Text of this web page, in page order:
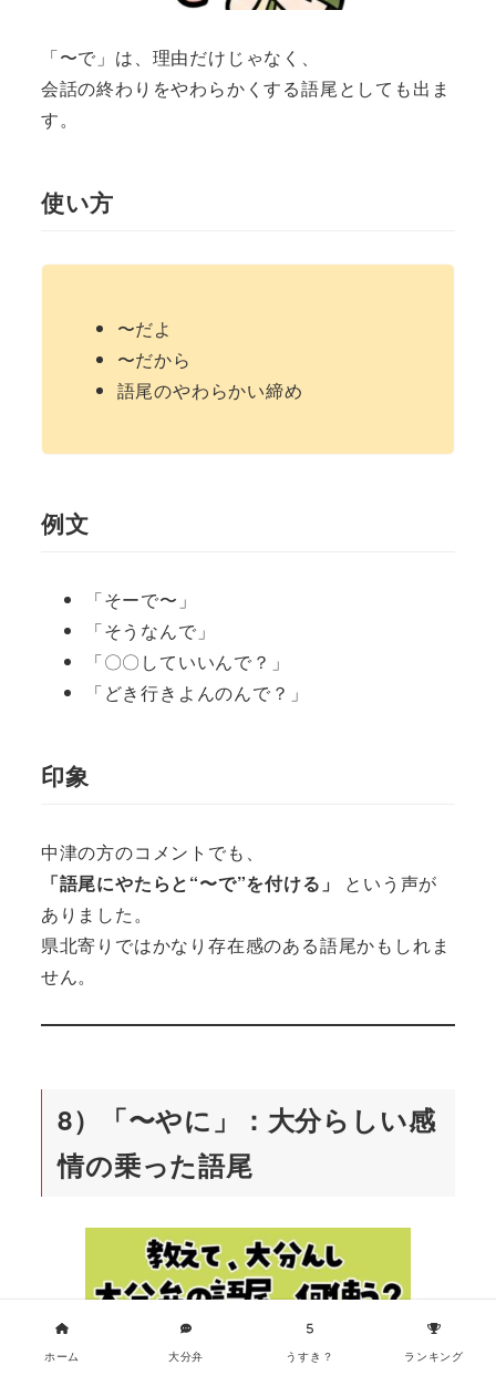
「〜で」は、理由だけじゃなく、
会話の終わりをやわらかくする語尾としても出ま
す。
使い方
〜だよ
〜だから
語尾のやわらかい締め
例文
「そーで〜」
「そうなんで」
「〇〇していいんで？」
「どき行きよんのんで？」
印象
中津の方のコメントでも、
「語尾にやたらと“〜で”を付ける」
という声が
ありました。
県北寄りではかなり存在感のある語尾かもしれま
せん。
8）「〜やに」：大分らしい感
情の乗った語尾
ホーム 大分弁 うすき？ ランキング